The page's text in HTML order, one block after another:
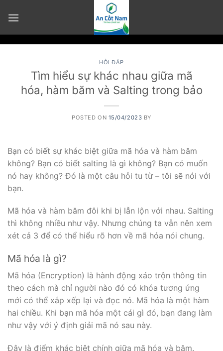
HỎI ĐÁP
Tìm hiểu sự khác nhau giữa mã
hóa, hàm băm và Salting trong bảo
POSTED ON 15/04/2023 BY
Bạn có biết sự khác biệt giữa mã hóa và hàm băm
không? Bạn có biết salting là gì không? Bạn có muốn
nó hay không? Đó là một câu hỏi tu từ – tôi sẽ nói với
bạn.
Mã hóa và hàm băm đôi khi bị lẫn lộn với nhau. Salting
thì không nhiều như vậy. Nhưng chúng ta vẫn nên xem
xét cả 3 để có thể hiểu rõ hơn về mã hóa nói chung.
Mã hóa là gì?
Mã hóa (Encryption) là hành động xáo trộn thông tin
theo cách mà chỉ người nào đó có khóa tương ứng
mới có thể xắp xếp lại và đọc nó. Mã hóa là một hàm
hai chiều. Khi bạn mã hóa một cái gì đó, bạn đang làm
như vậy với ý định giải mã nó sau này.
Đây là điểm khác biệt chính giữa mã hóa và băm.